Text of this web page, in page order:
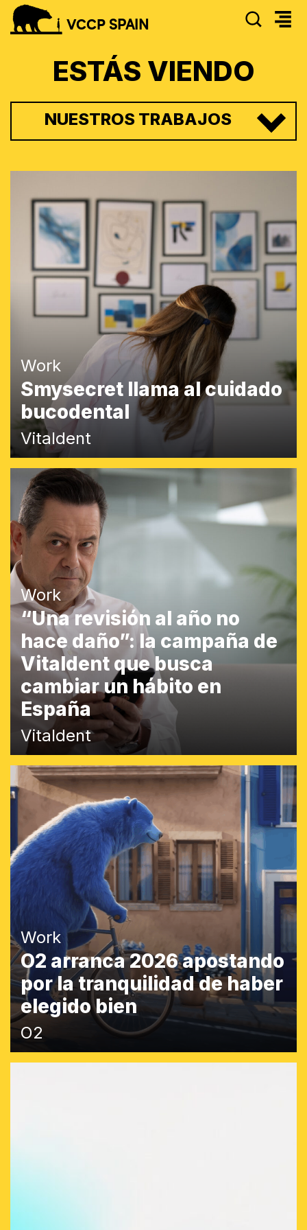
VCCPSPAIN
ESTÁS VIENDO
NUESTROS TRABAJOS
Work
Smysecret llama al cuidado
bucodental
Vitaldent
Work
“Una revisión al año no
hace daño”: la campaña de
Vitaldent que busca
cambiar un hábito en
España
Vitaldent
Work
O2 arranca 2026 apostando
por la tranquilidad de haber
elegido bien
O2